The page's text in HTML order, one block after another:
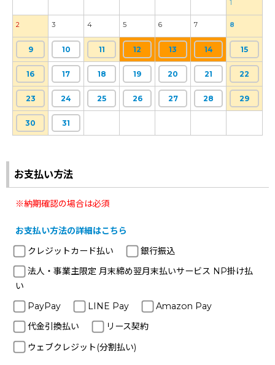
1
2 3 4 5 6 7 8
9 10 11 12 13 14 15
16 17 18 19 20 21 22
23 24 25 26 27 28 29
30 31
お支払い方法
※納期確認の場合は必須
お支払い方法の詳細はこちら
クレジットカード払い
銀行振込
法人・事業主限定 月末締め翌月末払いサービス NP掛け払
い
PayPay
LINE Pay
Amazon Pay
代金引換払い
リース契約
ウェブクレジット(分割払い)